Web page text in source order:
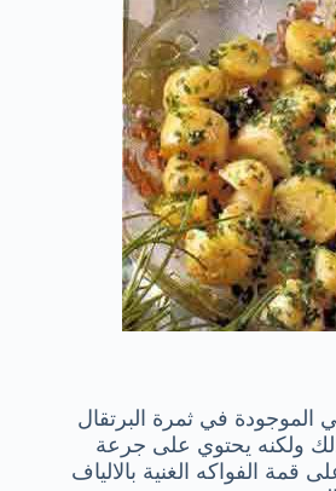
الموجودة في ثمرة البرتقال
ذلك ولكنه يحتوي على جرعة
قمة الفواكه الغنية بالالياف